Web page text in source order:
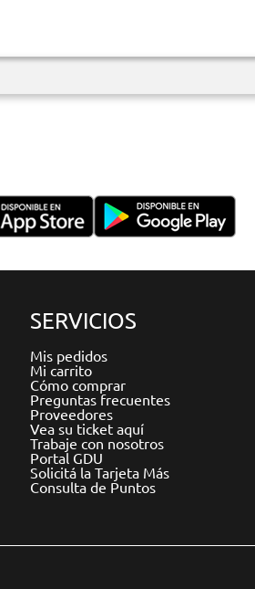
SERVICIOS
Mis pedidos
Mi carrito
Cómo comprar
Preguntas frecuentes
Proveedores
Vea su ticket aquí
Trabaje con nosotros
Portal GDU
Solicitá la Tarjeta Más
Consulta de Puntos